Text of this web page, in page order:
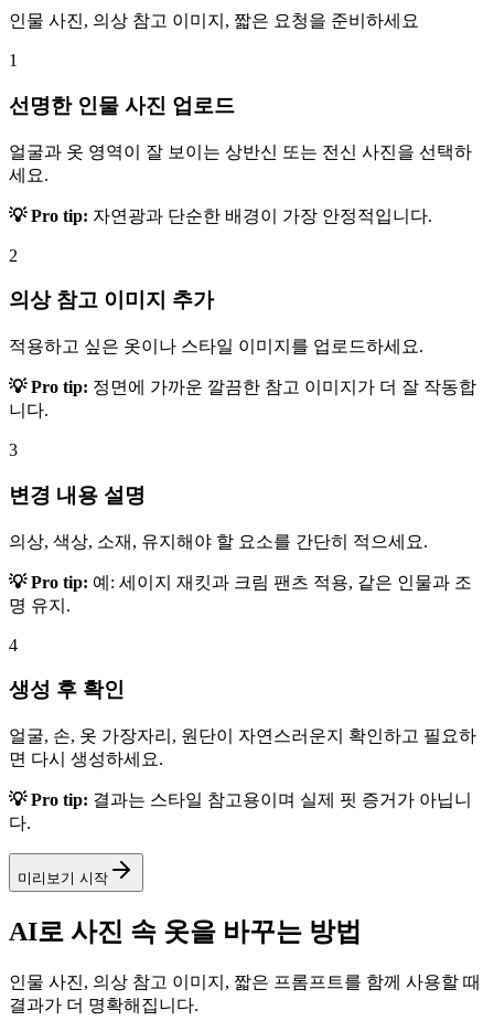
인물 사진, 의상 참고 이미지, 짧은 요청을 준비하세요
1
선명한 인물 사진 업로드
얼굴과 옷 영역이 잘 보이는 상반신 또는 전신 사진을 선택하
세요.
💡 Pro tip: 자연광과 단순한 배경이 가장 안정적입니다.
2
의상 참고 이미지 추가
적용하고 싶은 옷이나 스타일 이미지를 업로드하세요.
💡 Pro tip: 정면에 가까운 깔끔한 참고 이미지가 더 잘 작동합
니다.
3
변경 내용 설명
의상, 색상, 소재, 유지해야 할 요소를 간단히 적으세요.
💡 Pro tip: 예: 세이지 재킷과 크림 팬츠 적용, 같은 인물과 조
명 유지.
4
생성 후 확인
얼굴, 손, 옷 가장자리, 원단이 자연스러운지 확인하고 필요하
면 다시 생성하세요.
💡 Pro tip: 결과는 스타일 참고용이며 실제 핏 증거가 아닙니
다.
미리보기 시작
AI로 사진 속 옷을 바꾸는 방법
인물 사진, 의상 참고 이미지, 짧은 프롬프트를 함께 사용할 때
결과가 더 명확해집니다.